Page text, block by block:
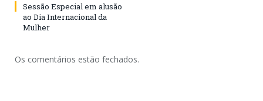
Sessão Especial em alusão
ao Dia Internacional da
Mulher
Os comentários estão fechados.